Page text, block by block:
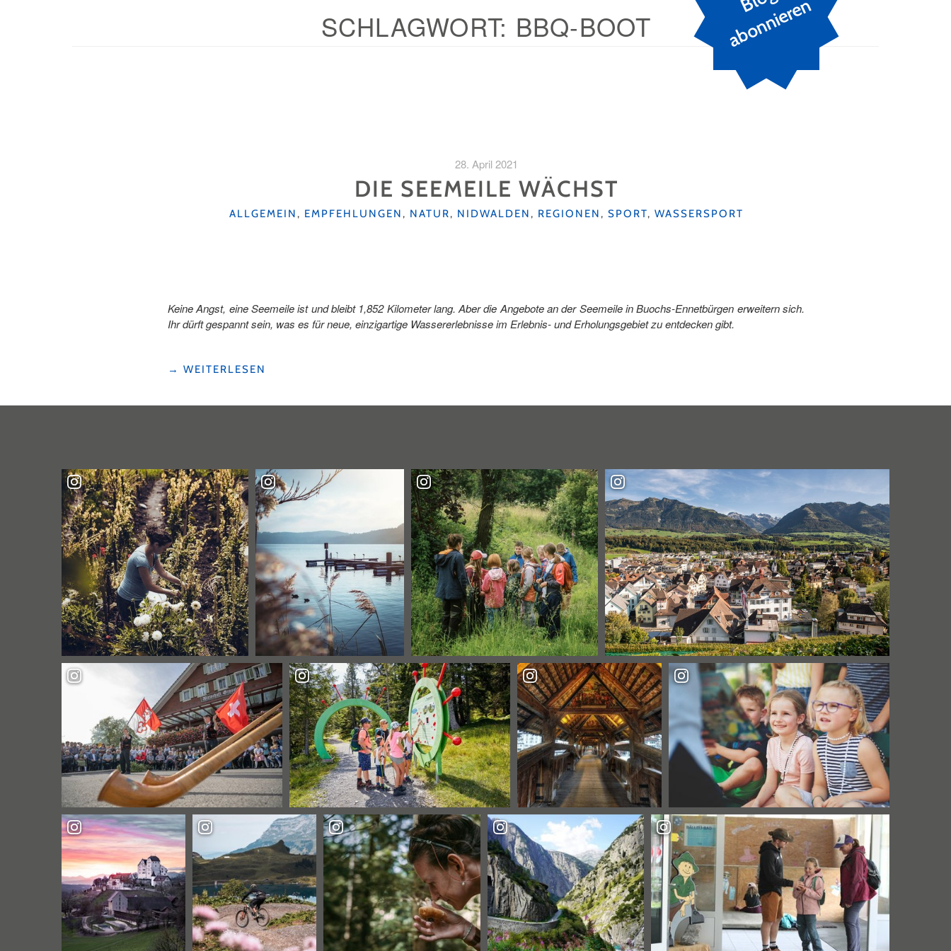
n
SCHLAGWORT: BBQ-BOOT
28. April 2021
DIE SEEMEILE WÄCHST
KATEGORIEN
ALLGEMEIN, EMPFEHLUNGEN, NATUR, NIDWALDEN, REGIONEN, SPORT, WASSERSPORT
Keine Angst, eine Seemeile ist und bleibt 1,852 Kilometer lang. Aber die Angebote an der Seemeile in Buochs-Ennetbürgen erweitern sich.
Ihr dürft gespannt sein, was es für neue, einzigartige Wassererlebnisse im Erlebnis- und Erholungsgebiet zu entdecken gibt.
"DIE
→ WEITERLESEN